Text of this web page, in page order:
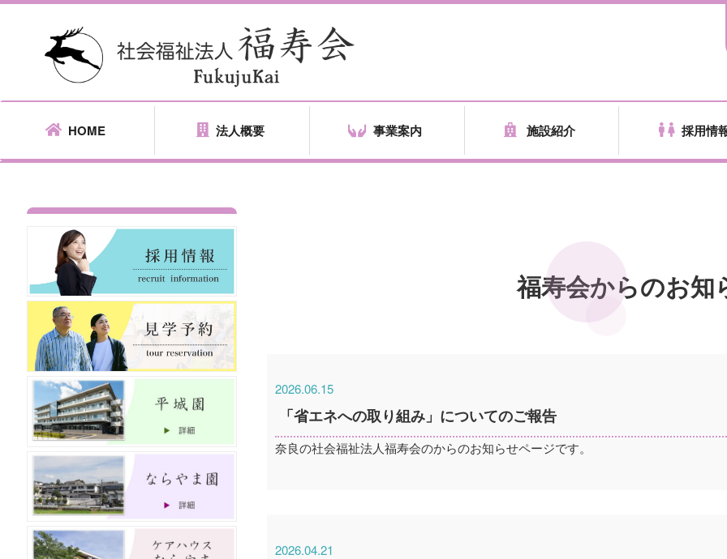
HOME 法人概要 事業案内 施設紹介 採用情
福寿会からのお知
2026.06.15
「省エネへの取り組み」についてのご報告
奈良の社会福祉法人福寿会のからのお知らせページです。
2026.04.21